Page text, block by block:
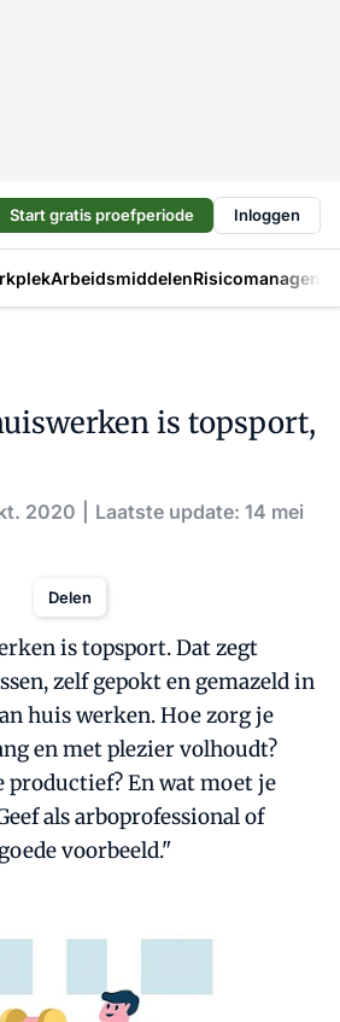
Start gratis proefperiode Inloggen
Arbeidsmiddelen
is topsport,
2020
Laatste update: 14 mei
Delen
is topsport. Dat zegt
zelf gepokt en gemazeld in
huis werken. Hoe zorg je
en met plezier volhoudt?
productief? En wat moet je
als arboprofessional of
voorbeeld."